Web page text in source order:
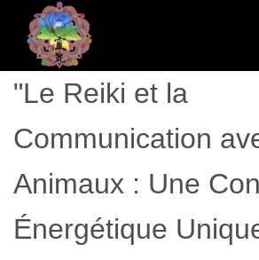
"Le Reiki et la
Communication
Animaux : Une
Énergétique